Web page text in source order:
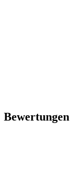
Bewertungen